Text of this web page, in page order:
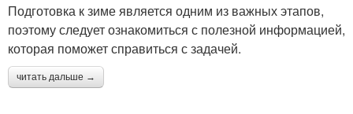
Подготовка к зиме является одним из важных этапов,
поэтому следует ознакомиться с полезной информацией,
которая поможет справиться с задачей.
читать дальше →